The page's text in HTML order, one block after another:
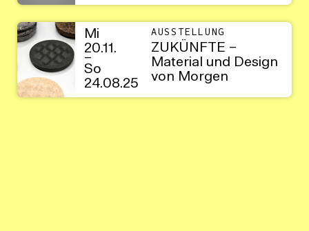
Mi
20.11.
–
So
24.08.25
AUSSTELLUNG
ZUKÜNFTE –
Material und Design
von Morgen